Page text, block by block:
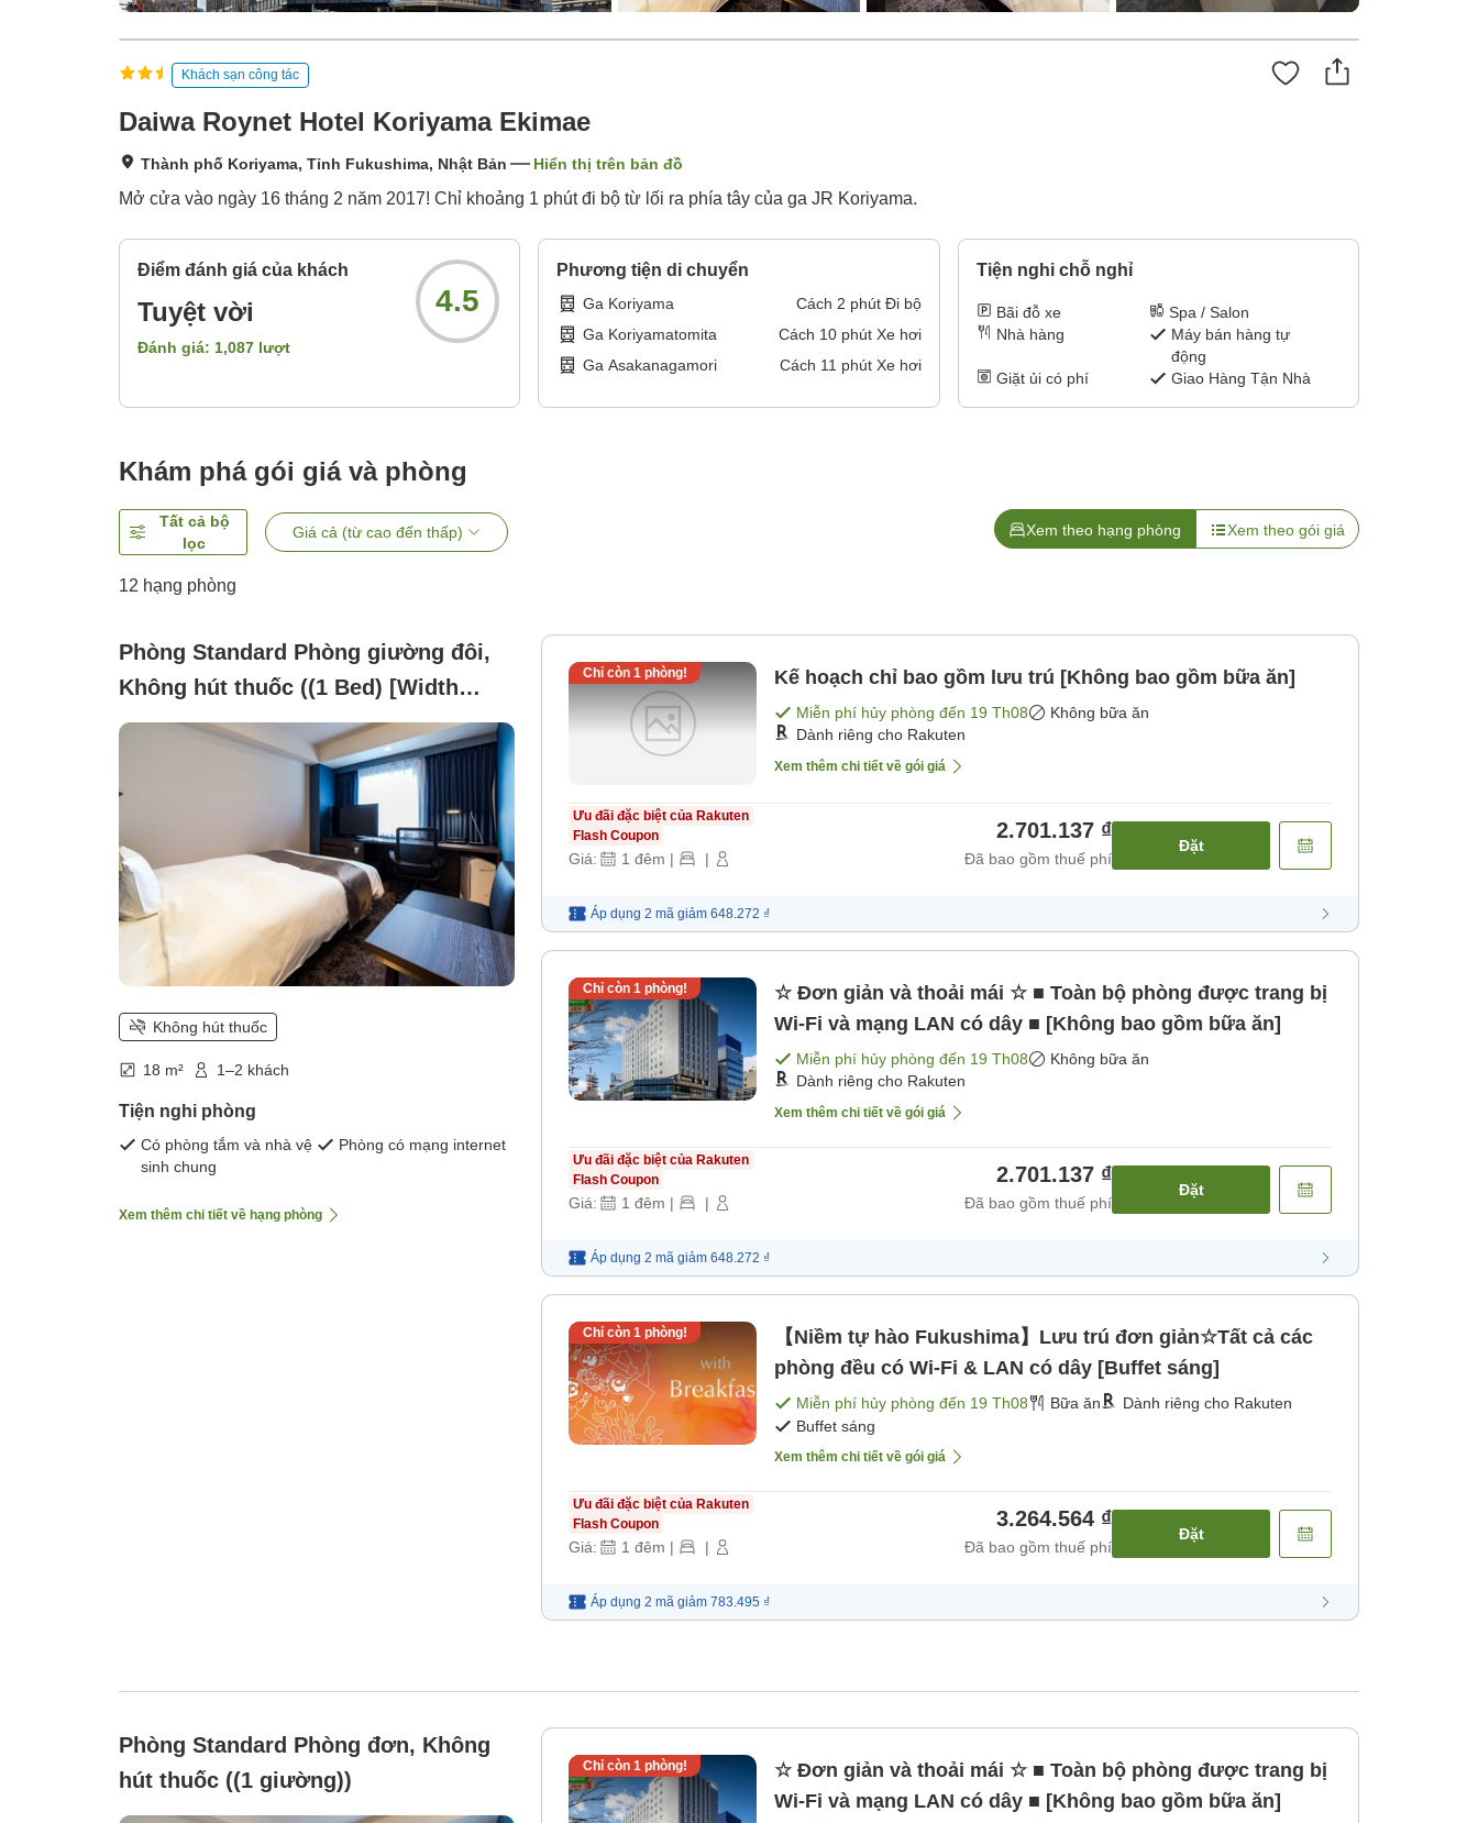
Khách sạn công tác
Daiwa Roynet Hotel Koriyama Ekimae
Thành phố Koriyama, Tỉnh Fukushima, Nhật Bản Hiển thị trên bản đồ
Mở cửa vào ngày 16 tháng 2 năm 2017! Chỉ khoảng 1 phút đi bộ từ lối ra phía tây của ga JR Koriyama.
Điểm đánh giá của khách
Tuyệt vời
Đánh giá: 1,087 lượt
4.5
Phương tiện di chuyển
Ga Koriyama Cách 2 phút Đi bộ
Ga Koriyamatomita
Cách 10phút Xe hơi
Ga Asakanagamori
Cách 11 phút Xe hơi
Tiện nghi chỗ nghỉ
Bãi đỗ xe
Spa / Salon
Nhà hàng
Máy bán hàng tự
động
Giặt ủi có phí
Giao Hàng Tận Nhà
Khám phá gói giá và phòng
Tất cả bộ
lọc
Giá cả (từ cao đến thấp) Xem theo hạng phòng Xem theo gói giá
12 hạng phòng
Phòng Standard Phòng giường đôi,
Không hút thuốc ((1 Bed) [Width
154cm Bed])
Không hút thuốc
18 m² 1–2 khách
Tiện nghi phòng
Có phòng tắm và nhà vệ
sinh chung
Phòng có mạng internet
Xem thêm chi tiết về hạng phòng
Chỉ còn 1phòng! Kế hoạch chỉ bao gồm lưu trú [Không bao gồm bữa ăn]
Miễn phí hủy phòng đến 19 Th08
Không bữa ăn
Dành riêng cho Rakuten
Xem thêm chi tiết về gói giá
Ưu đãi đặc biệt của Rakuten
Flash Coupon
Giá: 1 đêm | |
2.701.137 ₫
Đã bao gồm thuế phí
Đặt
Áp dụng 2 mã giảm 648.272 ₫
Chỉ còn 1phòng!
☆ Đơn giản và thoải mái ☆ ■ Toàn bộ phòng được trang bị
Wi-Fi và mạng LAN có dây ■ [Không bao gồm bữa ăn]
Miễn phí hủy phòng đến 19 Th08
Không bữa ăn
Dành riêng cho Rakuten
Xem thêm chi tiết về gói giá
Ưu đãi đặc biệt của Rakuten
Flash Coupon
Giá: 1 đêm | |
2.701.137 ₫
Đã bao gồm thuế phí
Đặt
Áp dụng 2 mã giảm 648.272 ₫
Chỉ còn 1phòng!
【Niềm tự hào Fukushima】Lưu trú đơn giản☆Tất cả các
phòng đều có Wi-Fi & LAN có dây [Buffet sáng]
Miễn phí hủy phòng đến 19 Th08 Bữa ăn
Dành riêng cho Rakuten
Buffet sáng
Xem thêm chi tiết về gói giá
Ưu đãi đặc biệt của Rakuten
Flash Coupon
Giá: 1 đêm | |
3.264.564 ₫
Đã bao gồm thuế phí
Đặt
Áp dụng 2 mã giảm 783.495 ₫
Phòng Standard Phòng đơn, Không
hút thuốc ((1 giường))
Chỉ còn 1phòng!
☆ Đơn giản và thoải mái ☆ ■ Toàn bộ phòng được trang bị
Wi-Fi và mạng LAN có dây ■ [Không bao gồm bữa ăn]